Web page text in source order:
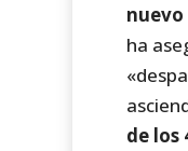
ha
de los